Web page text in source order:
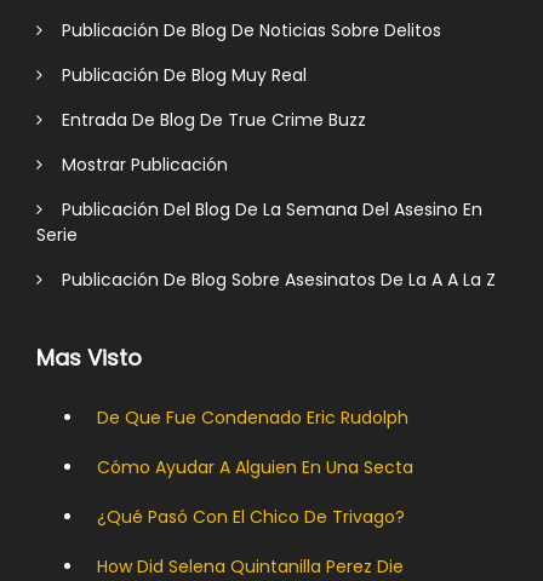
Publicación De Blog De Noticias Sobre Delitos
Publicación De Blog Muy Real
Entrada De Blog De True Crime Buzz
Mostrar Publicación
Publicación Del Blog De La Semana Del Asesino En
Serie
Publicación De Blog Sobre Asesinatos De La A A La Z
Mas Visto
De Que Fue Condenado Eric Rudolph
Cómo Ayudar A Alguien En Una Secta
¿Qué Pasó Con El Chico De Trivago?
How Did Selena Quintanilla Perez Die